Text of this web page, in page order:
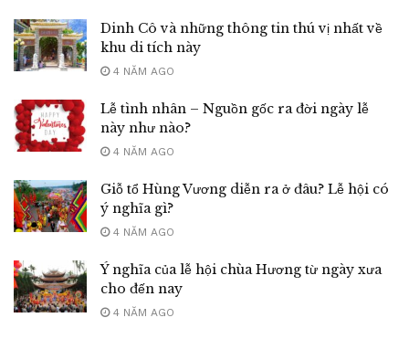
Dinh Cô và những thông tin thú vị nhất về
khu di tích này
4 NĂM AGO
Lễ tình nhân – Nguồn gốc ra đời ngày lễ
này như nào?
4 NĂM AGO
Giỗ tổ Hùng Vương diễn ra ở đâu? Lễ hội có
ý nghĩa gì?
4 NĂM AGO
Ý nghĩa của lễ hội chùa Hương từ ngày xưa
cho đến nay
4 NĂM AGO